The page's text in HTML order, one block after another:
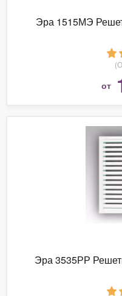
Эра 1515МЭ
от
Эра 3535РР